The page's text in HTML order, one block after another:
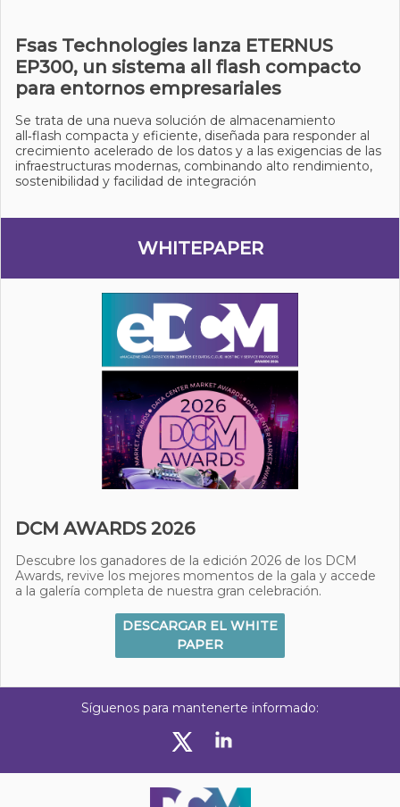
Fsas Technologies lanza ETERNUS
EP300, un sistema all flash compacto
para entornos empresariales
Se trata de una nueva solución de almacenamiento
all‑flash compacta y eficiente, diseñada para responder al
crecimiento acelerado de los datos y a las exigencias de las
infraestructuras modernas, combinando alto rendimiento,
sostenibilidad y facilidad de integración
WHITEPAPER
DCM AWARDS 2026
Descubre los ganadores de la edición 2026 de los DCM
Awards, revive los mejores momentos de la gala y accede
a la galería completa de nuestra gran celebración.
DESCARGAR EL WHITE
PAPER
Síguenos para mantenerte informado: